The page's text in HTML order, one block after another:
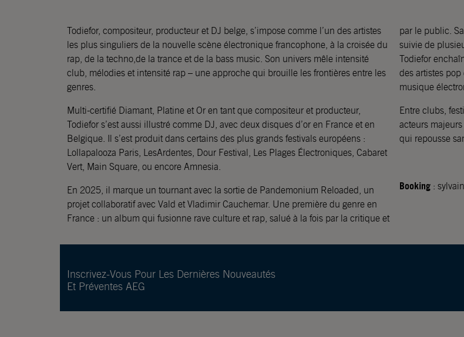
Todiefor, compositeur, producteur et DJ belge, s’impose comme l’un des artistes
les plus singuliers de la nouvelle scène électronique francophone, à la croisée du
rap, de la techno,de la trance et de la bass music. Son univers mêle intensité
club, mélodies et intensité rap – une approche qui brouille les frontières entre les
genres.
Multi-certifié Diamant, Platine et Or en tant que compositeur et producteur,
Todiefor s’est aussi illustré comme DJ, avec deux disques d’or en France et en
Belgique. Il s’est produit dans certains des plus grands festivals européens :
Lollapalooza Paris, LesArdentes, Dour Festival, Les Plages Électroniques, Cabaret
Vert, Main Square, ou encore Amnesia.
En 2025, il marque un tournant avec la sortie de Pandemonium Reloaded, un
projet collaboratif avec Vald et Vladimir Cauchemar. Une première du genre en
France : un album qui fusionne rave culture et rap, salué à la fois par la critique et
par le public.
suivie de
Todiefor
des artistes
musique
Entre clubs,
acteurs
qui repousse
Booking :
Inscrivez-Vous Pour Les Dernières Nouveautés
Et Préventes AEG